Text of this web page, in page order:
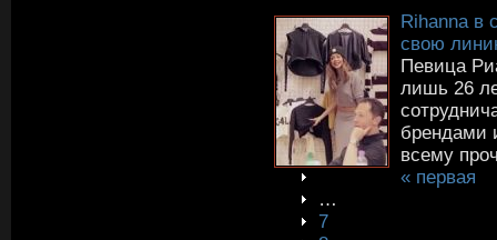
Rihanna в
свою
Певица
лишь 26
брендами
всему
« первая
…
7